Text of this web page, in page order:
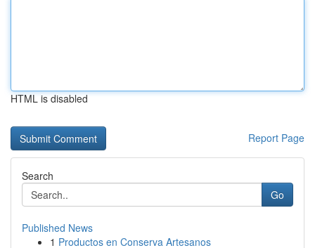
HTML is disabled
Report Page
Search
Go
Published News
1 Productos en Conserva Artesanos